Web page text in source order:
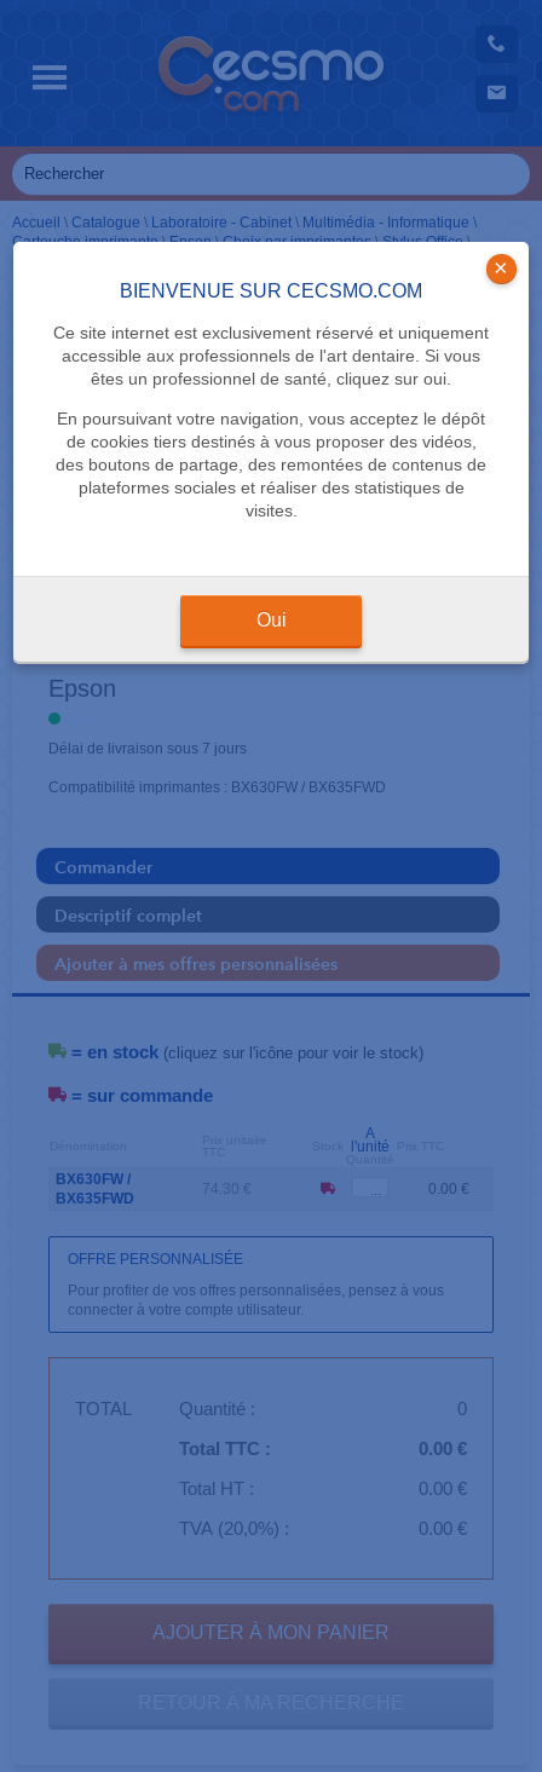
BIENVENUE SUR CECSMO.COM
Ce site internet est exclusivement réservé et uniquement
accessible aux professionnels de l'art dentaire. Si vous
êtes un professionnel de santé, cliquez sur oui.
En poursuivant votre navigation, vous acceptez le dépôt
de cookies tiers destinés à vous proposer des vidéos,
des boutons de partage, des remontées de contenus de
plateformes sociales et réaliser des statistiques de
visites.
×
Oui
Accueil \ Catalogue \ Laboratoire - Cabinet \ Multimédia - Informatique \
Cartouche imprimante\Epson\Choix par imprimantes\Stylus Office\
CARTOUCHES EN PACK
Epson
Délai de livraison sous 7 jours
Compatibilité imprimantes : BX630FW / BX635FWD
Commander
Descriptif complet
Ajouter à mes offres personnalisées
= en stock (cliquez sur l'icône pour voir le stock)
= sur commande
A
l'unité
BX630FW /
BX635FWD
74.30 € 0.00 €
OFFRE PERSONNALISÉE
Pour profiter de vos offres personnalisées, pensez à vous
connecter à votre compte utilisateur.
TOTAL Quantité :
0
Total TTC :
0.00 €
Total HT :
0.00 €
TVA (20,0%) :
0.00 €